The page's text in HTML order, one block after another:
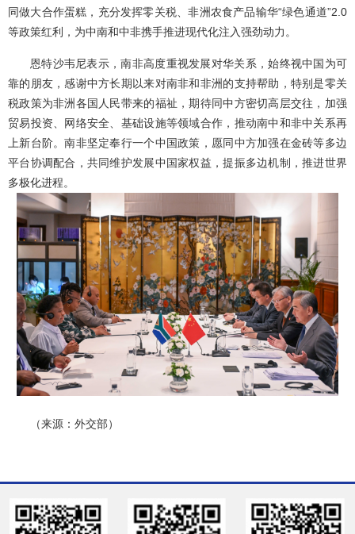
同做大合作蛋糕，充分发挥零关税、非洲农食产品输华“绿色通道”2.0
等政策红利，为中南和中非携手推进现代化注入强劲动力。
恩特沙韦尼表示，南非高度重视发展对华关系，始终视中国为可
靠的朋友，感谢中方长期以来对南非和非洲的支持帮助，特别是零关
税政策为非洲各国人民带来的福祉，期待同中方密切高层交往，加强
贸易投资、网络安全、基础设施等领域合作，推动南中和非中关系再
上新台阶。南非坚定奉行一个中国政策，愿同中方加强在金砖等多边
平台协调配合，共同维护发展中国家权益，提振多边机制，推进世界
多极化进程。
（来源：外交部）